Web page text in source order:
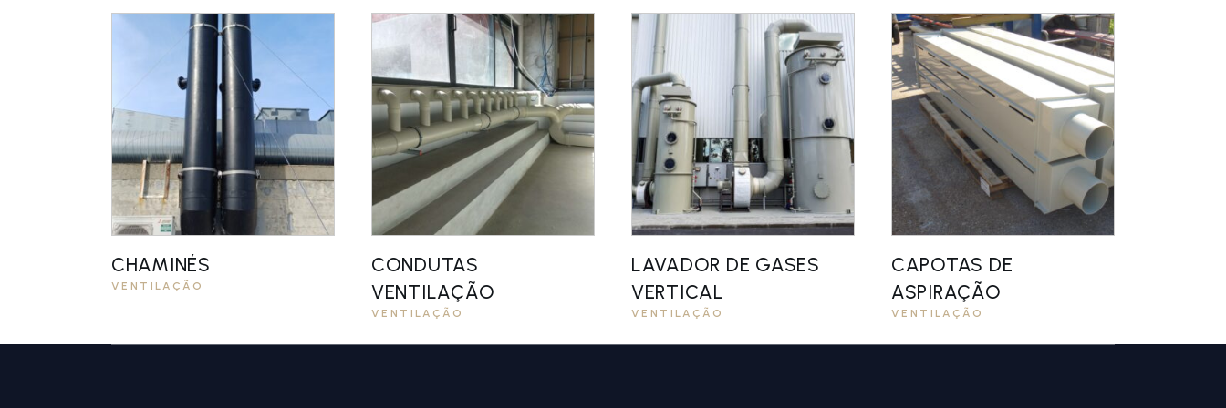
CHAMINÉS
VENTILAÇÃO
CONDUTAS
VENTILAÇÃO
VENTILAÇÃO
LAVADOR DE GASES
VERTICAL
VENTILAÇÃO
CAPOTAS DE
ASPIRAÇÃO
VENTILAÇÃO